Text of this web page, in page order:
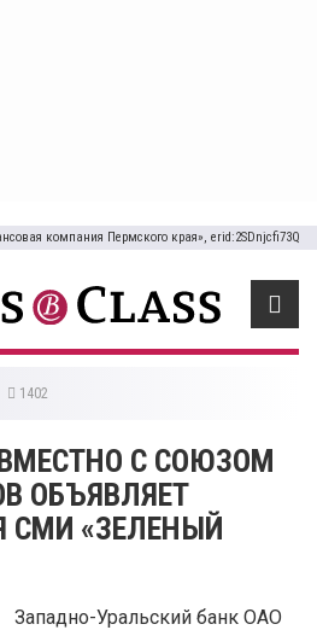
компания Пермского края», erid:2SDnjcfi73Q
1402
С СОЮЗОМ
ОБЪЯВЛЯЕТ
СМИ «ЗЕЛЕНЫЙ
Западно-Уральский банк ОАО